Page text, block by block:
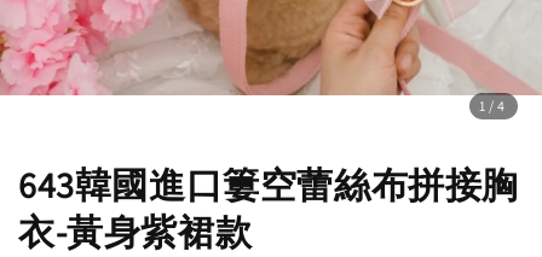
1 /4
643韓國進口簍空蕾絲布拼接胸
衣-黃身紫裙款